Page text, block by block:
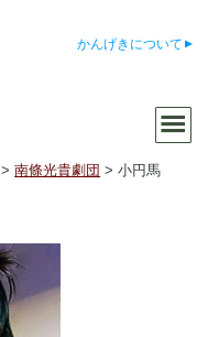
かんげきについて
>南條光貴劇団 >小円馬